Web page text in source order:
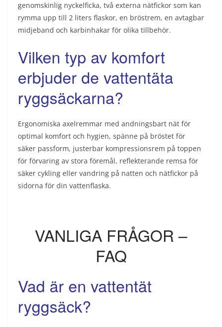
genomskinlig nyckelficka, två externa nätfickor som kan
rymma upp till 2 liters flaskor, en bröstrem, en avtagbar
midjeband och karbinhakar för olika tillbehör.
Vilken typ av komfort
erbjuder de vattentäta
ryggsäckarna?
Ergonomiska axelremmar med andningsbart nät för
optimal komfort och hygien, spänne på bröstet för
säker passform, justerbar kompressionsrem på toppen
för förvaring av stora föremål, reflekterande remsa för
säker cykling eller vandring på natten och nätfickor på
sidorna för din vattenflaska.
VANLIGA FRÅGOR –
FAQ
Vad är en vattentät
ryggsäck?